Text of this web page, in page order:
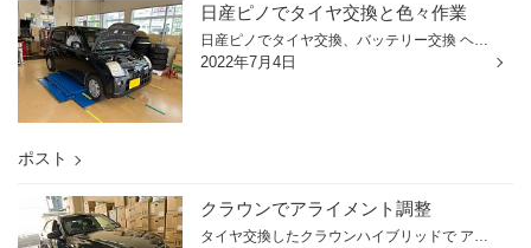
日産ピノでタイヤ交換と色々作業
日産ピノでタイヤ交換、バッテリー交換 ヘッドライトコーティングです。 交換するタイヤはこちら ネクストリー １５５/６５Ｒ１３です。 バッテリーは交換から3年が経過してました。 サイズは４４Ｂ１９Ｌ 新しいバッテリーは 装着されてたバッテリーと同じ物をチョイス 最近のバッテリーは高性能で...
2022年7月4日
ポスト
クラウンでアライメント調整
タイヤ交換したクラウンハイブリッドで アライメント調整です。 まずは測定です。 以下が調整前のデータです。 前後のトゥにズレが見られます。 フロント調整箇所はこちら タイロッドによるトゥ調整です。 リアの調査箇所はこちら 偏芯カムによるトゥ調整です。 こちらが調整後のデータです。 上が...